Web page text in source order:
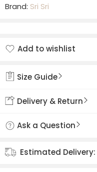
Brand: Sri Sri
Add to wishlist
Size Guide
Delivery & Return
Ask a Question
Estimated Delivery: